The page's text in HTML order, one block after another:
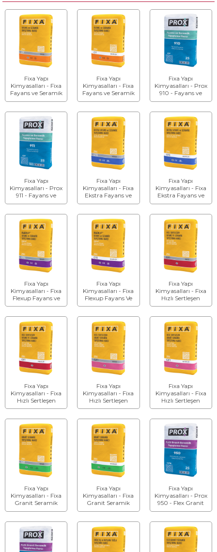
Fixa Yapı
Kimyasalları - Fixa
Fayans ve Seramik
Yapıştırma Harcı
Fixa Yapı
Kimyasalları - Fixa
Fayans ve Seramik
Yapıştırma Harcı
Fixa Yapı
Kimyasalları - Prox
910 - Fayans ve
Seramik
Fixa Yapı
Kimyasalları - Prox
911 - Fayans ve
Seramik
(Beyaz)
Fixa Yapı
Kimyasalları - Fixa
Ekstra Fayans ve
Seramik
C1Te
Fixa Yapı
Kimyasalları - Fixa
Ekstra Fayans ve
Seramik
C1Te (Beyaz)
Fixa Yapı
Kimyasalları - Fixa
Flexup Fayans ve
Seramik
C1Te
Fixa Yapı
Kimyasalları - Fixa
Flexup Fayans Ve
Seramik
(Beyaz) C1Te
Fixa Yapı
Kimyasalları - Fixa
Hızlı Sertleşen
Fayans ve Seramik
C1Ft
Fixa Yapı
Kimyasalları - Fixa
Hızlı Sertleşen
Fayans Ve Seramik
C1Ft (Beyaz)
Fixa Yapı
Kimyasalları - Fixa
Hızlı Sertleşen
Granit Seramik
C2FT
Fixa Yapı
Kimyasalları - Fixa
Hızlı Sertleşen
Granit Seramik
C2FT (Beyaz)
Fixa Yapı
Kimyasalları - Fixa
Granit Seramik
Yapıştırma Harcı
Fixa Yapı
Kimyasalları - Fixa
Granit Seramik
Yapıştırma Harcı
Fixa Yapı
Kimyasalları - Prox
950 - Flex Granit
Seramik